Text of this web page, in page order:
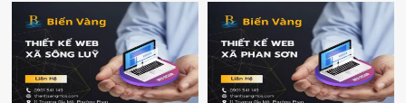
từng ngành cụ thể.
nghiệp không chỉ là bộ mặt
thương hiệu trực tuyến, mà
còn là kênh bán hàng,
marketing và chăm sóc khách
hàng hiệu quả, giúp doanh